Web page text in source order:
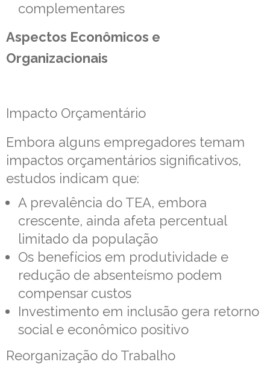
complementares
Aspectos Econômicos e
Organizacionais
Impacto Orçamentário
Embora alguns empregadores temam
impactos orçamentários significativos,
estudos indicam que:
A prevalência do TEA, embora
crescente, ainda afeta percentual
limitado da população
Os benefícios em produtividade e
redução de absenteísmo podem
compensar custos
Investimento em inclusão gera retorno
social e econômico positivo
Reorganização do Trabalho